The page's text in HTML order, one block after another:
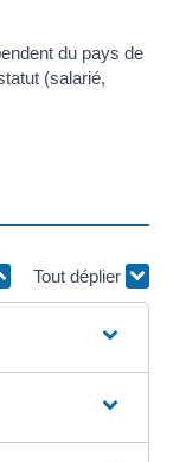
du pays de
(salarié,
Tout déplier